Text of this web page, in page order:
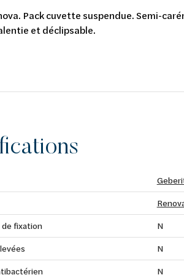
Pack cuvette suspendue. Semi-
et déclipsable.
de fixation
N
N
N